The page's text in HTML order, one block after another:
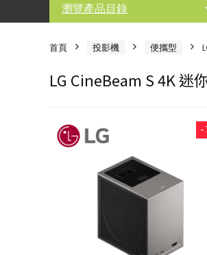
瀏覽產品目錄
首頁 投影機 便攜型
LG CineBeam S 4K 迷
-